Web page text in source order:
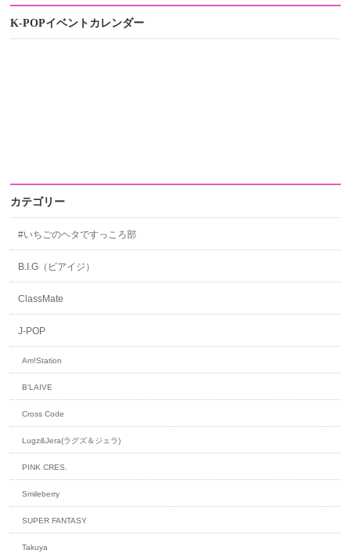
K-POPイベントカレンダー
カテゴリー
#いちごのヘタですっころ部
B.I.G（ビアイジ）
ClassMate
J-POP
Am!Station
B'LAIVE
Cross Code
Lugz&Jera(ラグズ＆ジェラ)
PINK CRES.
Smileberry
SUPER FANTASY
Takuya